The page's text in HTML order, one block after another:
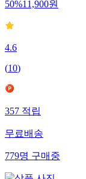
50%11,900원
4.6
(10)
357적립
무료배송
779명구매중